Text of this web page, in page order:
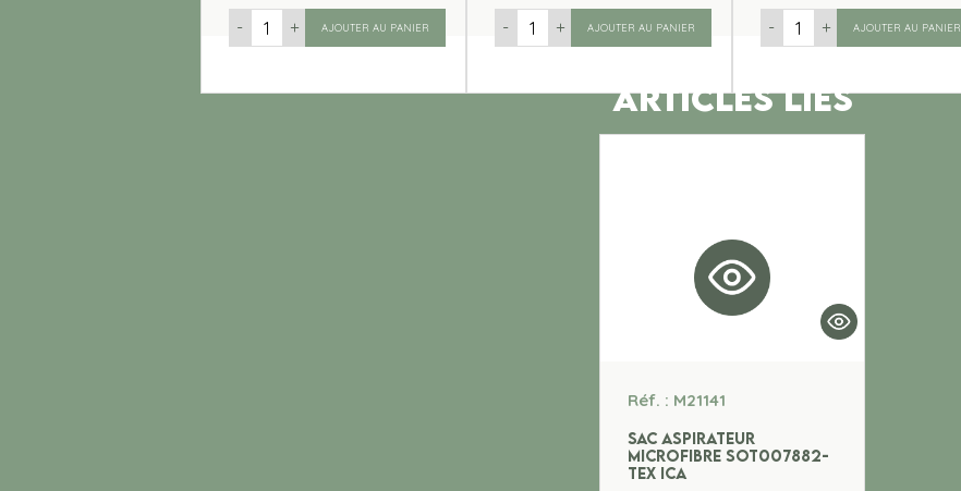
- + AJOUTER AU PANIER - + AJOUTER AU PANIER - + AJOUTER AU PANIER
ARTICLES LIES
Réf. : M21141
SAC ASPIRATEUR
MICROFIBRE SOT007882-
TEX ICA